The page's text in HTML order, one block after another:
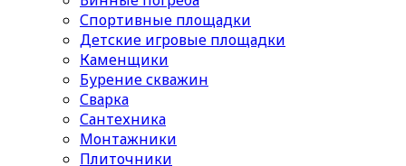
Спортивные площадки
Детские игровые площадки
Каменщики
Бурение скважин
Сварка
Сантехника
Монтажники
Плиточники